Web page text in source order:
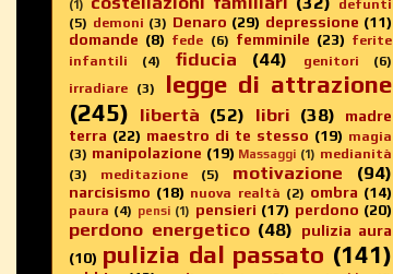
(1)
defunti
(5) demoni (3) Denaro (29) depressione (11)
domande (8) fede (6) femminile (23) ferite
infantili
(4) fiducia (44) genitori
(6)
irradiare (3)
legge di attrazione
(245) libertà (52) libri (38)
madre
terra (22) maestro di te stesso (19) magia
(3) manipolazione (19) Massaggi (1) medianità
(3)
meditazione (5) motivazione (94)
narcisismo (18) nuova realtà (2) ombra (14)
paura (4) pensi (1) pensieri (17) perdono (20)
perdono energetico (48)
pulizia aura
(10) pulizia dal passato (141)